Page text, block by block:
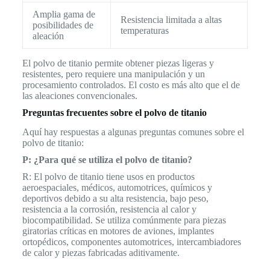
Amplia gama de
posibilidades de
aleación
Resistencia limitada a altas
temperaturas
El polvo de titanio permite obtener piezas ligeras y
resistentes, pero requiere una manipulación y un
procesamiento controlados. El costo es más alto que el de
las aleaciones convencionales.
Preguntas frecuentes sobre el polvo de titanio
Aquí hay respuestas a algunas preguntas comunes sobre el
polvo de titanio:
P: ¿Para qué se utiliza el polvo de titanio?
R: El polvo de titanio tiene usos en productos
aeroespaciales, médicos, automotrices, químicos y
deportivos debido a su alta resistencia, bajo peso,
resistencia a la corrosión, resistencia al calor y
biocompatibilidad. Se utiliza comúnmente para piezas
giratorias críticas en motores de aviones, implantes
ortopédicos, componentes automotrices, intercambiadores
de calor y piezas fabricadas aditivamente.